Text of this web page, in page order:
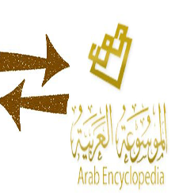
الحكم، الأدلة، تنظيم
له الفضل بأنه حرر الطب من
- هل تعلم أن المرجان إفراز
من مادة كربونات الكلسيوم،
أجود أنواعه، ويمتاز بكبر